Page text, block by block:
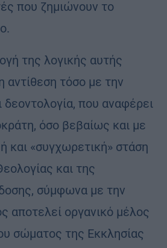
που ζημιώνουν το
της λογικής αυτής
αντίθεση τόσο με την
δεοντολογία, που αναφέρει
όσο βεβαίως και με
και «συγχωρετική» στάση
και της
σύμφωνα με την
αποτελεί οργανικό μέλος
σώματος της Εκκλησίας